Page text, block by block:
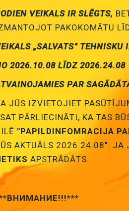
Varistori SMD
VEIKALS IR SLĒGTS,
PAKOKOMĀTU
„SALVATS” TEHNISKU
2026.10.08 LĪDZ 2026.24.08
PAR
JŪS IZVIETOJIET
PĀRLIECINĀTI, KA TAS
"PAPILDINFOMRACIJA
AKTUĀLS 2026.24.08". JA
APSTRĀDĀTS.